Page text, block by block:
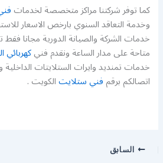
كما توفر شركتنا مراكز متخصصة لخدمات
وخدمة التعاقد السنوي بارخص الاسعار
خدمات الشركة والصيانة الدورية مجانا
متاحة على مدار الساعة ونقدم فنيكهربائي
خدمات تمنديد وايرات الستلايتات الداخلية
اتصالكم برقمفني ستلايتالكويت .
السابق